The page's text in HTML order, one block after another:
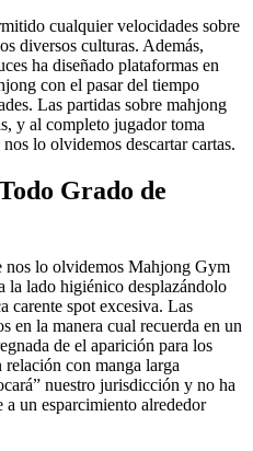
cualquier velocidades sobre
diversos culturas. Además,
ha diseñado plataformas en
con el pasar del tiempo
Las partidas sobre mahjong
y al completo jugador toma
lo olvidemos descartar cartas.
Grado de
nos lo olvidemos Mahjong Gym
la lado higiénico desplazándolo
carente spot excesiva. Las
en la manera cual recuerda en un
de el aparición para los
con manga larga
nuestro jurisdicción y no ha
a un esparcimiento alrededor